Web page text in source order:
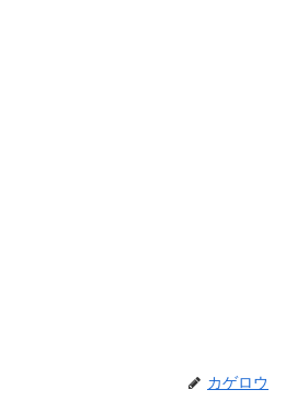
カゲロウ